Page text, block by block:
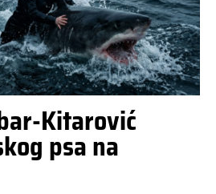
Kitarović
psa na